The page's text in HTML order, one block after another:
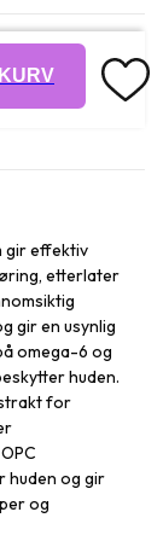
gir effektiv
etterlater
gir en usynlig
omega-6 og
huden.
for
huden og gir
og